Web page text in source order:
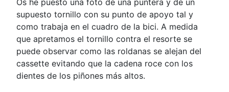
Os he puesto una foto de una puntera y de un
supuesto tornillo con su punto de apoyo tal y
como trabaja en el cuadro de la bici. A medida
que apretamos el tornillo contra el resorte se
puede observar como las roldanas se alejan del
cassette evitando que la cadena roce con los
dientes de los piñones más altos.